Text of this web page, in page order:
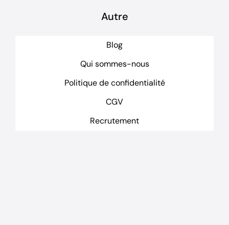
Autre
Blog
Qui sommes-nous
Politique de confidentialité
CGV
Recrutement